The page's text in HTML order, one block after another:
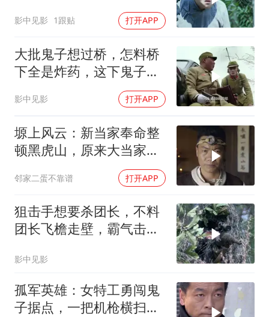
影中见影 1跟贴 打开APP
大批鬼子想过桥，怎料桥
下全是炸药，这下鬼子要
影中见影 打开APP
塬上风云：新当家奉命整
顿黑虎山，原来大当家还
邻家二蛋不靠谱 打开APP
狙击手想要杀团长，不料
团长飞檐走壁，霸气击杀
影中见影
孤军英雄：女特工勇闯鬼
子据点，一把机枪横扫，